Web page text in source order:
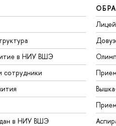
в НИУ ВШЭ
сотрудники
в НИУ ВШЭ
Лицей